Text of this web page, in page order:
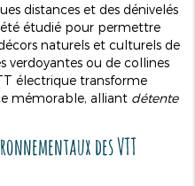
distances et des dénivelés
étudié pour permettre
naturels et culturels de
verdoyantes ou de collines
électrique transforme
mémorable, alliant détente
des VTT